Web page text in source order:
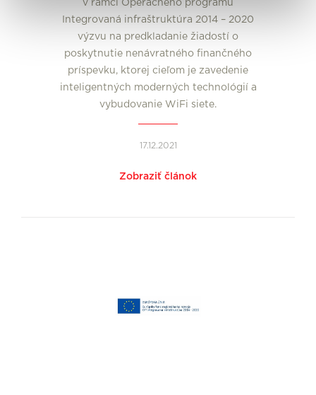
v rámci Operačného programu
Integrovaná infraštruktúra 2014 – 2020
výzvu na predkladanie žiadostí o
poskytnutie nenávratného finančného
príspevku, ktorej cieľom je zavedenie
inteligentných moderných technológií a
vybudovanie WiFi siete.
17.12.2021
Zobraziť článok